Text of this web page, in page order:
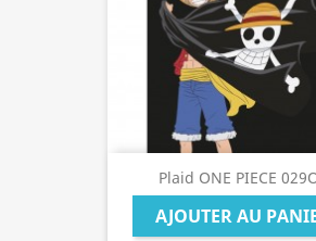
Plaid ONE PIECE
AJOUTER AU